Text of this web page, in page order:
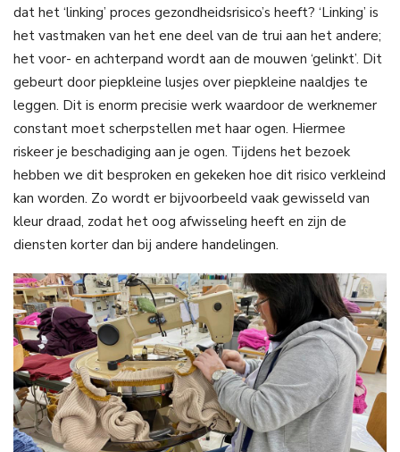
dat het ‘linking’ proces gezondheidsrisico’s heeft? ‘Linking’ is
het vastmaken van het ene deel van de trui aan het andere;
het voor- en achterpand wordt aan de mouwen ‘gelinkt’. Dit
gebeurt door piepkleine lusjes over piepkleine naaldjes te
leggen. Dit is enorm precisie werk waardoor de werknemer
constant moet scherpstellen met haar ogen. Hiermee
riskeer je beschadiging aan je ogen. Tijdens het bezoek
hebben we dit besproken en gekeken hoe dit risico verkleind
kan worden. Zo wordt er bijvoorbeeld vaak gewisseld van
kleur draad, zodat het oog afwisseling heeft en zijn de
diensten korter dan bij andere handelingen.